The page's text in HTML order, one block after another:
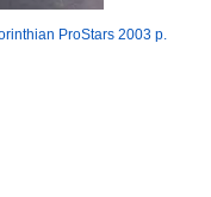
ProStars 2003 р.